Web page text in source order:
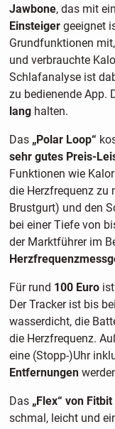
Jawbone, das mit
Einsteigergeeignet
Grundfunktionen
und verbrauchte
Schlafanalyse ist
zu bedienende App.
langhalten.
Das „Polar Loop“
sehr gutes Preis-
Funktionen wie
die Herzfrequenz zu
Brustgurt) und den
bei einer Tiefe von
der Marktführer im
Für rund 100 Euroist
Der Tracker ist bis
wasserdicht, die
die Herzfrequenz.
eine (Stopp-)Uhr
Entfernungen
Das„Flex“ von Fitbit
schmal, leicht und